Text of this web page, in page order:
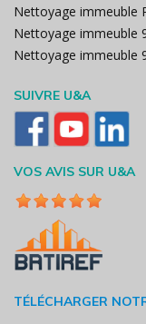
Nettoyage immeuble
Nettoyage immeuble
Nettoyage immeuble
SUIVRE U&A
VOS AVIS SUR U&A
TÉLÉCHARGER